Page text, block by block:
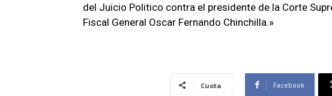
del Juicio Politico contra el presidente de la Corte
Fiscal General Oscar Fernando Chinchilla.»
Cuota Facebook